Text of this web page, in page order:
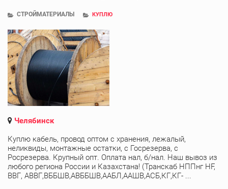
СТРОЙМАТЕРИАЛЫ КУПЛЮ
Челябинск
Куплю кабель, провод оптом с хранения, лежалый,
неликвиды, монтажные остатки, с Госрезерва, с
Росрезерва. Крупный опт. Оплата нал, б/нал. Наш вывоз из
любого региона России и Казахстана! (Транскаб НППнг HF,
ВВГ, АВВГ,ВББШВ,АВББШВ,ААБЛ,ААШВ,АСБ,КГ,КГ- ...